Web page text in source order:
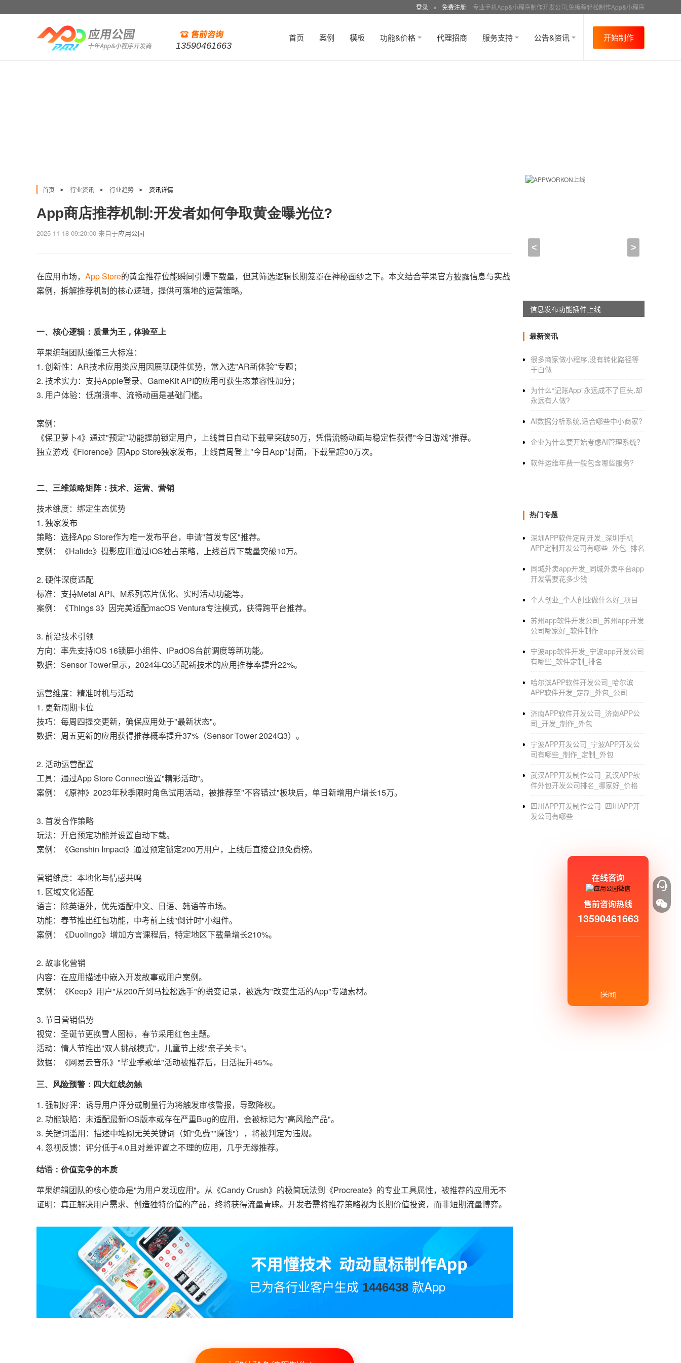
登录 ● 免费注册 专业手机App&小程序制作开发公司,免编程轻松制作App&小程序
13590461663
首页 案例 模板 功能&价格 代理招商 服务支持 公告&资讯 开始制作
首页 > 行业资讯 > 行业趋势 > 资讯详情
App商店推荐机制:开发者如何争取黄金曝光位?
2025-11-18 09:20:00 来自于应用公园
在应用市场， App Store的黄金推荐位能瞬间引爆下载量，但其筛选逻辑长期笼罩在神秘面纱之下。本文结合苹果官方披露信息与实战
案例，拆解推荐机制的核心逻辑，提供可落地的运营策略。
一、核心逻辑：质量为王，体验至上
苹果编辑团队遵循三大标准：
1. 创新性：AR技术应用类应用因展现硬件优势，常入选"AR新体验"专题；
2. 技术实力：支持Apple登录、GameKit API的应用可获生态兼容性加分；
3. 用户体验：低崩溃率、流畅动画是基础门槛。
案例：
《保卫萝卜4》通过"预定"功能提前锁定用户，上线首日自动下载量突破50万，凭借流畅动画与稳定性获得"今日游戏"推荐。
独立游戏《Florence》因App Store独家发布，上线首周登上"今日App"封面，下载量超30万次。
二、三维策略矩阵：技术、运营、营销
技术维度：绑定生态优势
1. 独家发布
策略：选择App Store作为唯一发布平台，申请"首发专区"推荐。
案例：《Halide》摄影应用通过iOS独占策略，上线首周下载量突破10万。
2. 硬件深度适配
标准：支持Metal API、M系列芯片优化、实时活动功能等。
案例：《Things 3》因完美适配macOS Ventura专注模式，获得跨平台推荐。
3. 前沿技术引领
方向：率先支持iOS 16锁屏小组件、iPadOS台前调度等新功能。
数据：Sensor Tower显示，2024年Q3适配新技术的应用推荐率提升22%。
运营维度：精准时机与活动
1. 更新周期卡位
技巧：每周四提交更新，确保应用处于"最新状态"。
数据：周五更新的应用获得推荐概率提升37%（Sensor Tower 2024Q3）。
2. 活动运营配置
工具：通过App Store Connect设置"精彩活动"。
案例：《原神》2023年秋季限时角色试用活动，被推荐至"不容错过"板块后，单日新增用户增长15万。
3. 首发合作策略
玩法：开启预定功能并设置自动下载。
案例：《Genshin Impact》通过预定锁定200万用户，上线后直接登顶免费榜。
营销维度：本地化与情感共鸣
1. 区域文化适配
语言：除英语外，优先适配中文、日语、韩语等市场。
功能：春节推出红包功能，中考前上线"倒计时"小组件。
案例：《Duolingo》增加方言课程后，特定地区下载量增长210%。
2. 故事化营销
内容：在应用描述中嵌入开发故事或用户案例。
案例：《Keep》用户"从200斤到马拉松选手"的蜕变记录，被选为"改变生活的App"专题素材。
3. 节日营销借势
视觉：圣诞节更换雪人图标，春节采用红色主题。
活动：情人节推出"双人挑战模式"，儿童节上线"亲子关卡"。
数据：《网易云音乐》"毕业季歌单"活动被推荐后，日活提升45%。
三、风险预警：四大红线勿触
1. 强制好评：诱导用户评分或刷量行为将触发审核警报，导致降权。
2. 功能缺陷：未适配最新iOS版本或存在严重Bug的应用，会被标记为"高风险产品"。
3. 关键词滥用：描述中堆砌无关关键词（如"免费""赚钱"），将被判定为违规。
4. 忽视反馈：评分低于4.0且对差评置之不理的应用，几乎无缘推荐。
结语：价值竞争的本质
苹果编辑团队的核心使命是"为用户发现应用"。从《Candy Crush》的极简玩法到《Procreate》的专业工具属性，被推荐的应用无不
证明：真正解决用户需求、创造独特价值的产品，终将获得流量青睐。开发者需将推荐策略视为长期价值投资，而非短期流量博弈。
已为各行业客户生成 1446438 款App
< >
APPWORKON上线
最新资讯
很多商家做小程序,没有转化路径等
于白做
为什么“记账App”永远成不了巨头,却
永远有人做?
AI数据分析系统,适合哪些中小商家?
企业为什么要开始考虑AI管理系统?
软件运维年费一般包含哪些服务?
热门专题
深圳APP软件定制开发_深圳手机
APP定制开发公司有哪些_外包_排名
同城外卖app开发_同城外卖平台app
开发需要花多少钱
个人创业_个人创业做什么好_项目
苏州app软件开发公司_苏州app开发
公司哪家好_软件制作
宁波app软件开发_宁波app开发公司
有哪些_软件定制_排名
哈尔滨APP软件开发公司_哈尔滨
APP软件开发_定制_外包_公司
济南APP软件开发公司_济南APP公
司_开发_制作_外包
宁波APP开发公司_宁波APP开发公
司有哪些_制作_定制_外包
武汉APP开发制作公司_武汉APP软
件外包开发公司排名_哪家好_价格
四川APP开发制作公司_四川APP开
发公司有哪些
在线咨询
售前咨询热线
13590461663
[关闭]